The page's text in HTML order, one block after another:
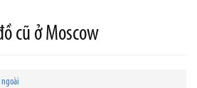
cũ ở Moscow
ngoài